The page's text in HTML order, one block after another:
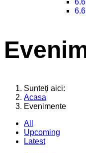
Sunteți aici:
Acasa
Evenimente
All
Upcoming
Latest